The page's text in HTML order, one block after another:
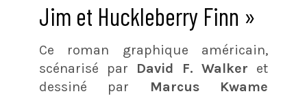
Jim et Huckleberry Finn »
Ce roman graphique américain,
scénarisé par David F. Walker et
dessiné par Marcus Kwame